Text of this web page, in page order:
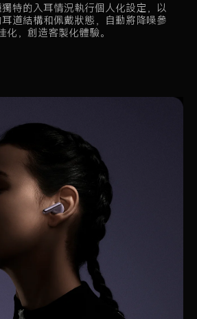
特的入耳情況執行個人化設定，以
道結構和佩戴狀態，自動將降噪參
化，創造客製化體驗。